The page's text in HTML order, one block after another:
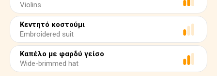
Violins
Κεντητό κοστούμι
Embroidered suit
Καπέλο με φαρδύ γείσο
Wide-brimmed hat